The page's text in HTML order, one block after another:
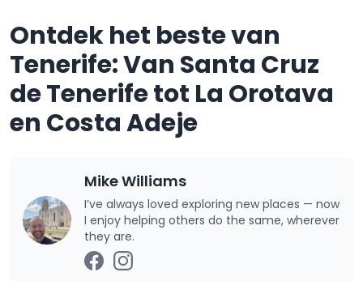
Ontdek het beste van
Tenerife: Van Santa Cruz
de Tenerife tot La Orotava
en Costa Adeje
Mike Williams
I’ve always loved exploring new places — now
I enjoy helping others do the same, wherever
they are.